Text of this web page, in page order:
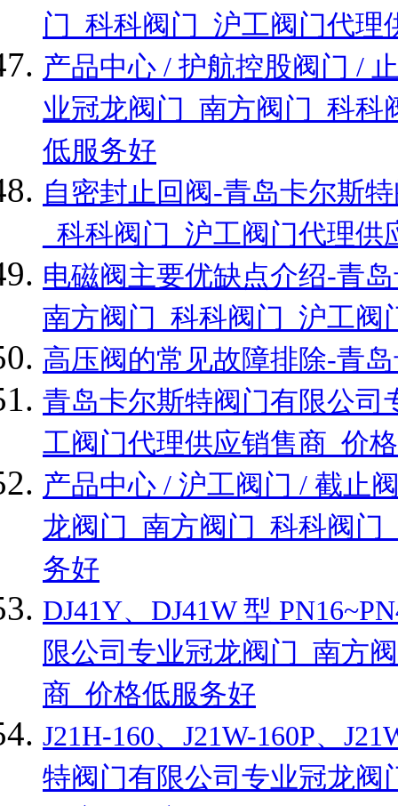
门_科科阀门_沪工阀门代
产品中心 / 护航控股阀门 /
业冠龙阀门_南方阀门_科
低服务好
自密封止回阀-青岛卡尔斯
_科科阀门_沪工阀门代理
电磁阀主要优缺点介绍-青
南方阀门_科科阀门_沪工
高压阀的常见故障排除-青
青岛卡尔斯特阀门有限公司
工阀门代理供应销售商_价
产品中心 / 沪工阀门 / 截止
龙阀门_南方阀门_科科阀
务好
DJ41Y、DJ41W 型
限公司专业冠龙阀门_南方
商_价格低服务好
J21H-160、J21W-160P、
特阀门有限公司专业冠龙阀